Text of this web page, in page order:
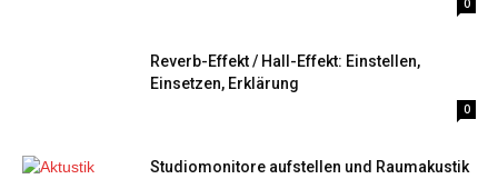
0
Reverb-Effekt / Hall-Effekt: Einstellen,
Einsetzen, Erklärung
0
Studiomonitore aufstellen und Raumakustik